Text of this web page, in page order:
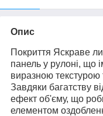
Опис
Покриття Яскраве
панель у рулоні, що
виразною
Завдяки багатству
ефект об'єму, що
елементом